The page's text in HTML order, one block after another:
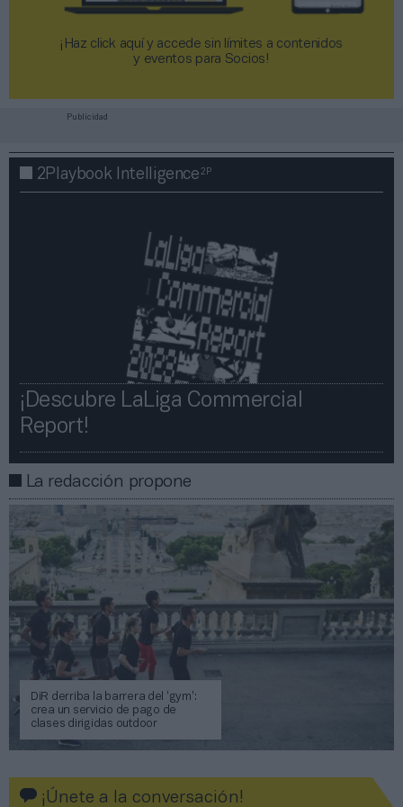
¡Haz click aquí y accede sin límites a contenidos
y eventos para Socios!​​​​​​​
Publicidad
2Playbook Intelligence2P
¡Descubre LaLiga Commercial
Report!​​
La redacción propone
DiR derriba la barrera del ‘gym’:
crea un servicio de pago de
clases dirigidas outdoor
¡Únete a la conversación!